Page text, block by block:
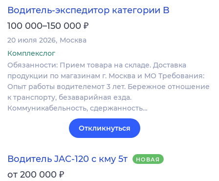
Водитель-экспедитор категории B
100 000–150 000 ₽
20 июля 2026 Москва
Комплекслог
Обязанности: Прием товара на складе. Доставка
продукции по магазинам г. Москва и МО Требования:
Опыт работы водителемот 3 лет. Бережное отношение
к транспорту, безаварийная езда.
Коммуникабельность, сдержанность…
Откликнуться
Водитель JAC-120 с кму 5т НОВАЯ
от 200 000 ₽